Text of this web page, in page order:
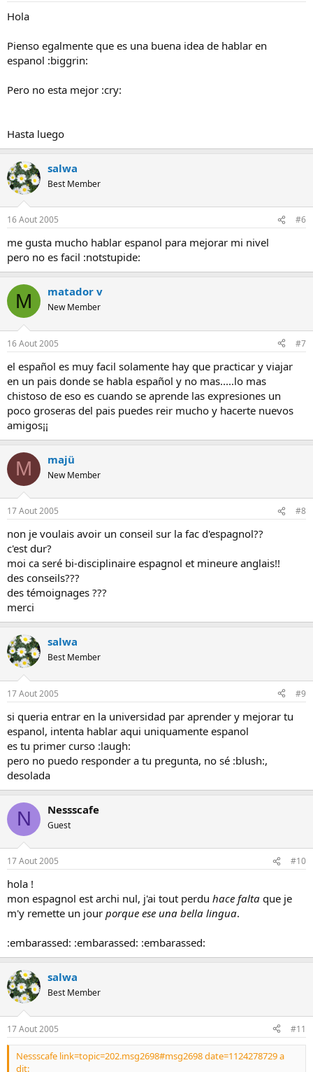
Hola
Pienso egalmente que es una buena idea de hablar en
espanol :biggrin:
Pero no esta mejor :cry:
Hasta luego
salwa
Best Member
16 Aout 2005 #6
me gusta mucho hablar espanol para mejorar mi nivel
pero no es facil :notstupide:
M matador v
New Member
16 Aout 2005 #7
el español es muy facil solamente hay que practicar y viajar
en un pais donde se habla español y no mas.....lo mas
chistoso de eso es cuando se aprende las expresiones un
poco groseras del pais puedes reir mucho y hacerte nuevos
amigos¡¡
M majü
New Member
17 Aout 2005 #8
non je voulais avoir un conseil sur la fac d'espagnol??
c'est dur?
moi ca seré bi-disciplinaire espagnol et mineure anglais!!
des conseils???
des témoignages ???
merci
salwa
Best Member
17 Aout 2005 #9
si queria entrar en la universidad par aprender y mejorar tu
espanol, intenta hablar aqui uniquamente espanol
es tu primer curso :laugh:
pero no puedo responder a tu pregunta, no sé :blush:,
desolada
N Nessscafe
Guest
17 Aout 2005 #10
hola !
mon espagnol est archi nul, j'ai tout perdu hace falta que je
m'y remette un jour porque ese una bella lingua.
:embarassed: :embarassed: :embarassed:
salwa
Best Member
17 Aout 2005 #11
Nessscafe link=topic=202.msg2698#msg2698 date=1124278729 a
dit: